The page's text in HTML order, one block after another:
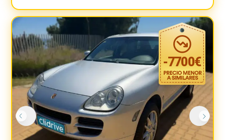
-7700€